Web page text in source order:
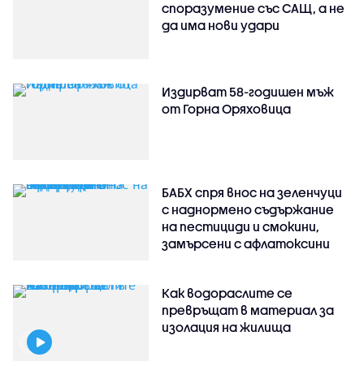
споразумение със САЩ, а не
да има нови удари
Издирват 58-годишен мъж
от Горна Оряховица
БАБХ спря внос на зеленчуци
с наднормено съдържание
на пестициди и смокини,
замърсени с афлатоксини
Как водораслите се
превръщат в материал за
изолация на жилища